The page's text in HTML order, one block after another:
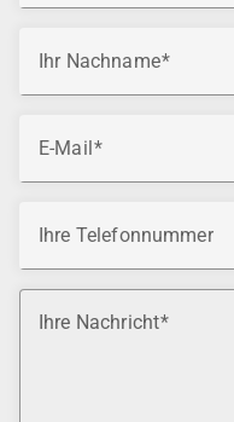
Ihr Nachname
E-Mail
Ihre Telefonnummer
Ihre Nachricht